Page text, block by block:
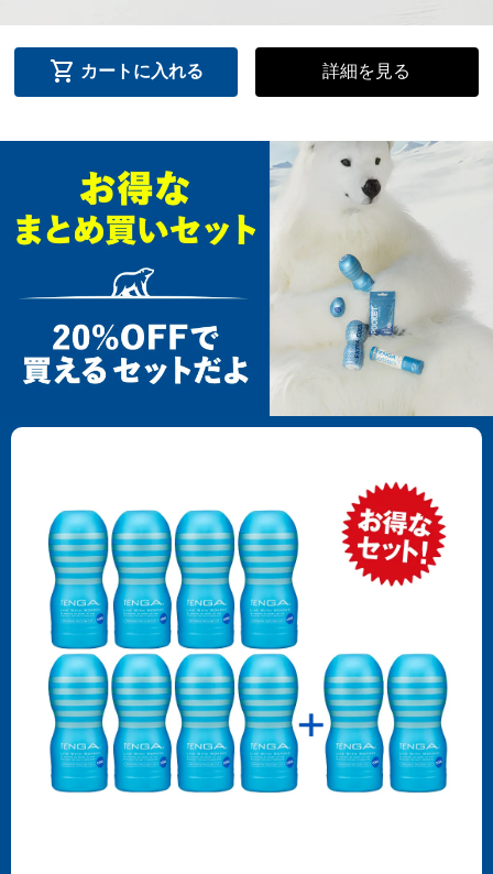
shopping_cart カートに入れる 詳細を見る